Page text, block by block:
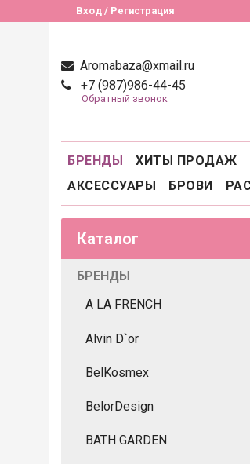
Вход / Регистрация
Aromabaza@xmail.ru
+7 (987)986-44-45
Обратный звонок
БРЕНДЫ ХИТЫ ПРОДАЖ
АКСЕССУАРЫ
БРОВИ
Каталог
БРЕНДЫ
A LA FRENCH
Alvin D`or
BelKosmex
BelorDesign
BATH GARDEN